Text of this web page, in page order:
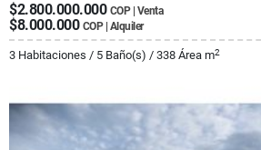
$2.800.000.000 COP | Venta
$8.000.000 COP | Alquiler
3 Habitaciones / 5 Baño(s) / 338 Área m2